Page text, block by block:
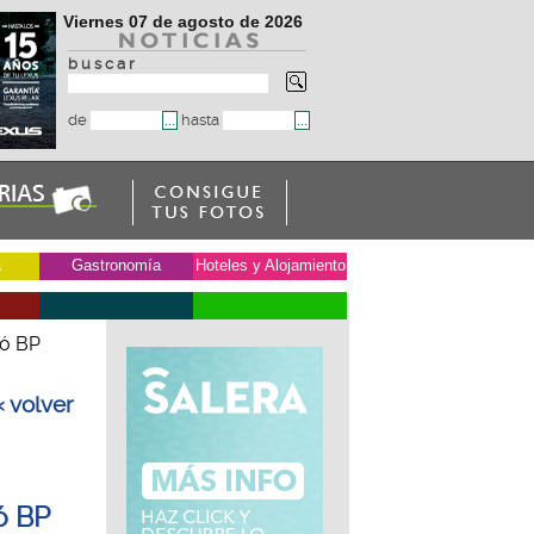
Viernes 07 de agosto de 2026
b u s c a r
de hasta
Gastronomía Hoteles y Alojamiento
BP
volver
BP